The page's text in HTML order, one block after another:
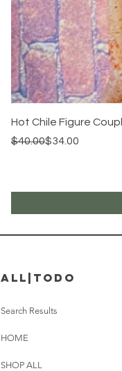
Hot Chile Figure
Regular Price
$40.00
Sale Price$34.00
all|Todo
Search Results
HOME
SHOP ALL